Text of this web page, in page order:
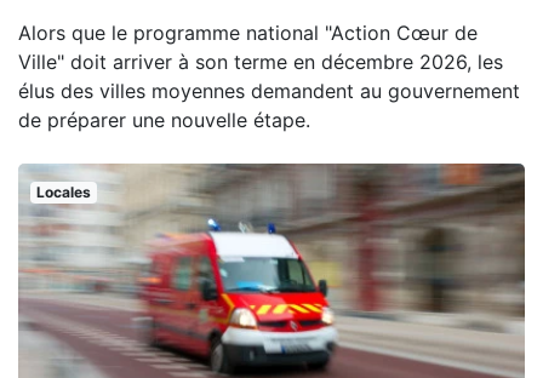
Alors que le programme national "Action Cœur de
Ville" doit arriver à son terme en décembre 2026, les
élus des villes moyennes demandent au gouvernement
de préparer une nouvelle étape.
Locales